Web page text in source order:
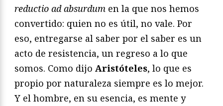
reductio ad absurdum en la que nos hemos
convertido: quien no es útil, no vale. Por
eso, entregarse al saber por el saber es un
acto de resistencia, un regreso a lo que
somos. Como dijo Aristóteles, lo que es
propio por naturaleza siempre es lo mejor.
Y el hombre, en su esencia, es mente y